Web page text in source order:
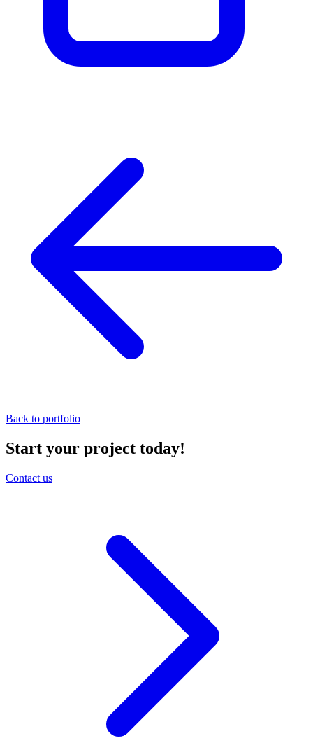
Back to portfolio
Start your project today!
Contact us